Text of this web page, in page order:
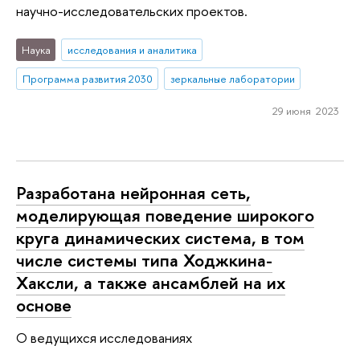
научно-исследовательских проектов.
Наука
исследования и аналитика
Программа развития 2030
зеркальные лаборатории
29 июня 2023
Разработана нейронная сеть,
моделирующая поведение широкого
круга динамических система, в том
числе системы типа Ходжкина-
Хаксли, а также ансамблей на их
основе
О ведущихся исследованиях